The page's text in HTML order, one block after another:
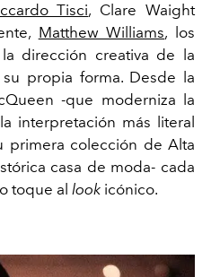
Tisci, Clare Waight
Matthew Williams, los
dirección creativa de la
propia forma. Desde la
-que moderniza la
interpretación más literal
primera colección de Alta
casa de moda- cada
toque al look icónico.